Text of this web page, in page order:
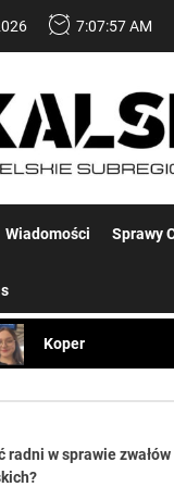
7:07:59 AM
Wiadomości Sprawy
Koper – część 2.
Uwaga Dębieńsko
radni w sprawie zwałów